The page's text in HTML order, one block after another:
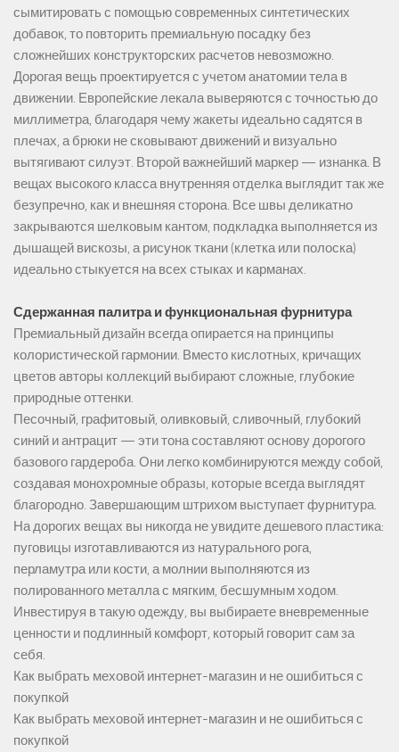
сымитировать с помощью современных синтетических
добавок, то повторить премиальную посадку без
сложнейших конструкторских расчетов невозможно.
Дорогая вещь проектируется с учетом анатомии тела в
движении. Европейские лекала выверяются с точностью до
миллиметра, благодаря чему жакеты идеально садятся в
плечах, а брюки не сковывают движений и визуально
вытягивают силуэт. Второй важнейший маркер — изнанка. В
вещах высокого класса внутренняя отделка выглядит так же
безупречно, как и внешняя сторона. Все швы деликатно
закрываются шелковым кантом, подкладка выполняется из
дышащей вискозы, а рисунок ткани (клетка или полоска)
идеально стыкуется на всех стыках и карманах.
Сдержанная палитра и функциональная фурнитура
Премиальный дизайн всегда опирается на принципы
колористической гармонии. Вместо кислотных, кричащих
цветов авторы коллекций выбирают сложные, глубокие
природные оттенки.
Песочный, графитовый, оливковый, сливочный, глубокий
синий и антрацит — эти тона составляют основу дорогого
базового гардероба. Они легко комбинируются между собой,
создавая монохромные образы, которые всегда выглядят
благородно. Завершающим штрихом выступает фурнитура.
На дорогих вещах вы никогда не увидите дешевого пластика:
пуговицы изготавливаются из натурального рога,
перламутра или кости, а молнии выполняются из
полированного металла с мягким, бесшумным ходом.
Инвестируя в такую одежду, вы выбираете вневременные
ценности и подлинный комфорт, который говорит сам за
себя.
Как выбрать меховой интернет-магазин и не ошибиться с
покупкой
Как выбрать меховой интернет-магазин и не ошибиться с
покупкой